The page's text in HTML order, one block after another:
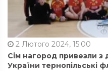
2 Лютого 2024, 15:00
Сім нагород привезли з
України тернопільські